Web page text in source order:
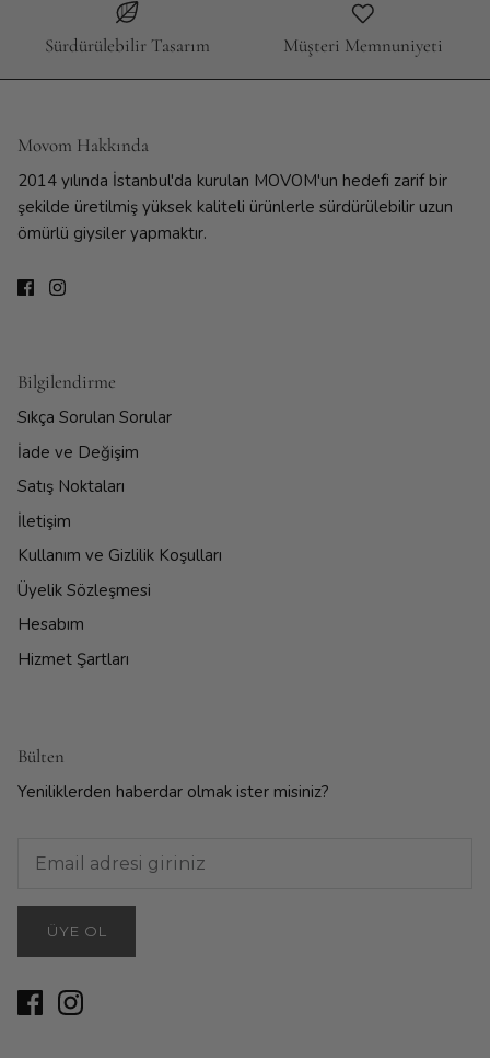
Sürdürülebilir Tasarım Müşteri Memnuniyeti
Movom Hakkında
2014 yılında İstanbul'da kurulan MOVOM'un hedefi zarif bir
şekilde üretilmiş yüksek kaliteli ürünlerle sürdürülebilir uzun
ömürlü giysiler yapmaktır.
Bilgilendirme
Sıkça Sorulan Sorular
İade ve Değişim
Satış Noktaları
İletişim
Kullanım ve Gizlilik Koşulları
Üyelik Sözleşmesi
Hesabım
Hizmet Şartları
Bülten
Yeniliklerden haberdar olmak ister misiniz?
ÜYE OL